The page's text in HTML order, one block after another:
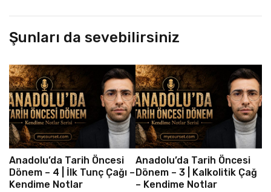
Şunları da sevebilirsiniz
Anadolu’da Tarih Öncesi
Dönem – 4 | İlk Tunç Çağı –
Kendime Notlar
Anadolu’da Tarih Öncesi
Dönem – 3 | Kalkolitik Çağ
– Kendime Notlar